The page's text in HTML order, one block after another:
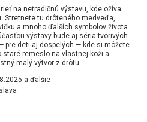
na netradičnú výstavu, kde ožíva
Stretnete tu drôteného medveďa,
a mnoho ďalších symbolov života
výstavy bude aj séria tvorivých
pre deti aj dospelých — kde si môžete
staré remeslo na vlastnej koži a
malý výtvor z drôtu.
a ďalšie